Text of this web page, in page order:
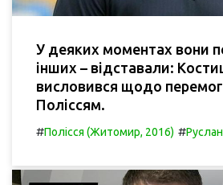
У деяких моментах вони
інших – відставали:
висловився щодо
Поліссям.
#Полісся (Житомир, 2016) #